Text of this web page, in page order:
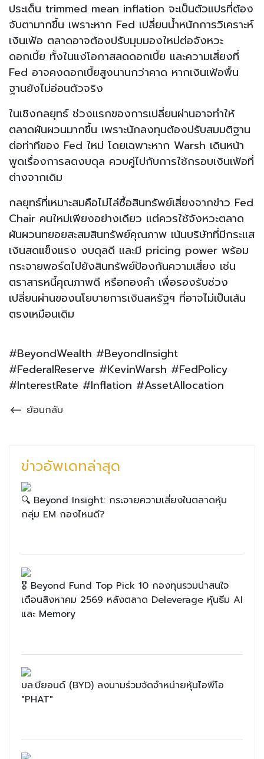
ประเด็น trimmed mean inflation จะเป็นตัวแปรที่ต้อง
จับตามากขึ้น เพราะหาก Fed เปลี่ยนน้ำหนักการวิเคราะห์
เงินเฟ้อ ตลาดอาจต้องปรับมุมมองใหม่ต่อจังหวะ
ดอกเบี้ย ทั้งในแง่โอกาสลดดอกเบี้ย และความเสี่ยงที่
Fed อาจคงดอกเบี้ยสูงนานกว่าคาด หากเงินเฟ้อพื้น
ฐานยังไม่อ่อนตัวจริง
ในเชิงกลยุทธ์ ช่วงแรกของการเปลี่ยนผ่านอาจทำให้
ตลาดผันผวนมากขึ้น เพราะนักลงทุนต้องปรับสมมติฐาน
ต่อท่าทีของ Fed ใหม่ โดยเฉพาะหาก Warsh เดินหน้า
พูดเรื่องการลดงบดุล ควบคู่ไปกับการใช้กรอบเงินเฟ้อที่
ต่างจากเดิม
กลยุทธ์ที่เหมาะสมคือไม่ไล่ซื้อสินทรัพย์เสี่ยงจากข่าว Fed
Chair คนใหม่เพียงอย่างเดียว แต่ควรใช้จังหวะตลาด
ผันผวนทยอยสะสมสินทรัพย์คุณภาพ เน้นบริษัทที่มีกระแส
เงินสดแข็งแรง งบดุลดี และมี pricing power พร้อม
กระจายพอร์ตไปยังสินทรัพย์ป้องกันความเสี่ยง เช่น
ตราสารหนี้คุณภาพดี หรือทองคำ เพื่อรองรับช่วง
เปลี่ยนผ่านของนโยบายการเงินสหรัฐฯ ที่อาจไม่เป็นเส้น
ตรงเหมือนเดิม
#BeyondWealth #BeyondInsight
#FederalReserve #KevinWarsh #FedPolicy
#InterestRate #Inflation #AssetAllocation
ย้อนกลับ
ข่าวอัพเดทล่าสุด
🔍 Beyond Insight: กระจายความเสี่ยงในตลาดหุ้น
กลุ่ม EM กองไหนดี?
🎖 Beyond Fund Top Pick 10 กองทุนรวมน่าสนใจ
เดือนสิงหาคม 2569 หลังตลาด Deleverage หุ้นธีม AI
และ Memory
บล.บียอนด์ (BYD) ลงนามร่วมจัดจำหน่ายหุ้นไอพีโอ
"PHAT"